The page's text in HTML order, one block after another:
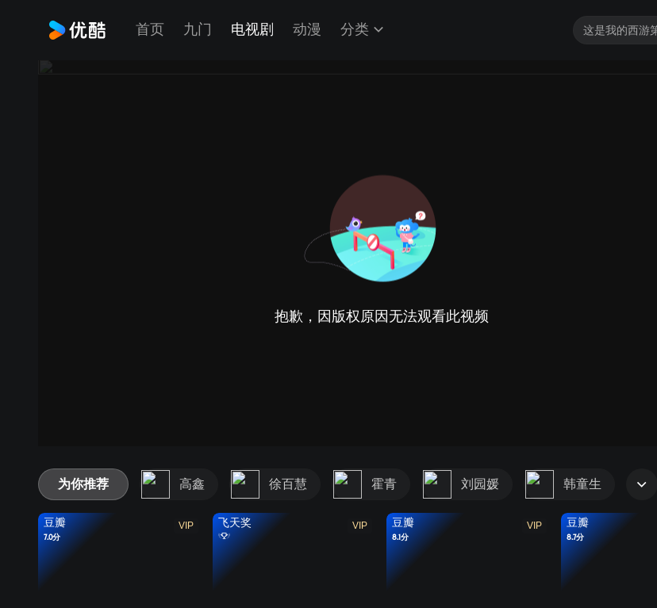
首页 九门 电视剧 动漫 分类
抱歉，因版权原因无法观看此视频
为你推荐 高鑫 徐百慧 霍青 刘园媛 韩童生
VIP
豆瓣
7.0分
VIP
飞天奖 VIP
豆瓣
8.1分
豆瓣
8.7分